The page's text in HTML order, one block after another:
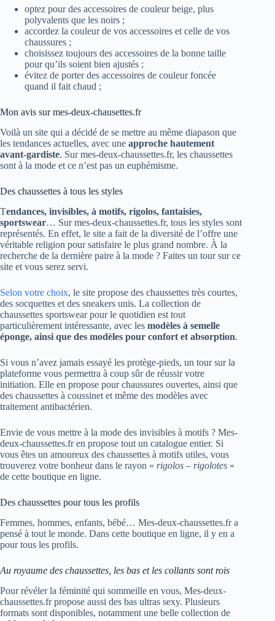
optez pour des accessoires de couleur beige, plus
polyvalents que les noirs ;
accordez la couleur de vos accessoires et celle de vos
chaussures ;
choisissez toujours des accessoires de la bonne taille
pour qu’ils soient bien ajustés ;
évitez de porter des accessoires de couleur foncée
quand il fait chaud ;
Mon avis sur mes-deux-chausettes.fr
Voilà un site qui a décidé de se mettre au même diapason que
les tendances actuelles, avec une approche hautement
avant-gardiste. Sur mes-deux-chaussettes.fr, les chaussettes
sont à la mode et ce n’est pas un euphémisme.
Des chaussettes à tous les styles
Tendances, invisibles, à motifs, rigolos, fantaisies,
sportswear… Sur mes-deux-chaussettes.fr, tous les styles sont
représentés. En effet, le site a fait de la diversité de l’offre une
véritable religion pour satisfaire le plus grand nombre. À la
recherche de la dernière paire à la mode ? Faites un tour sur ce
site et vous serez servi.
Selon votre choix, le site propose des chaussettes très courtes,
des socquettes et des sneakers unis. La collection de
chaussettes sportswear pour le quotidien est tout
particulièrement intéressante, avec les modèles à semelle
éponge, ainsi que des modèles pour confort et absorption.
Si vous n’avez jamais essayé les protège-pieds, un tour sur la
plateforme vous permettra à coup sûr de réussir votre
initiation. Elle en propose pour chaussures ouvertes, ainsi que
des chaussettes à coussinet et même des modèles avec
traitement antibactérien.
Envie de vous mettre à la mode des invisibles à motifs ? Mes-
deux-chaussettes.fr en propose tout un catalogue entier. Si
vous êtes un amoureux des chaussettes à motifs utiles, vous
trouverez votre bonheur dans le rayon « rigolos – rigolotes »
de cette boutique en ligne.
Des chaussettes pour tous les profils
Femmes, hommes, enfants, bébé… Mes-deux-chaussettes.fr a
pensé à tout le monde. Dans cette boutique en ligne, il y en a
pour tous les profils.
Au royaume des chaussettes, les bas et les collants sont rois
Pour révéler la féminité qui sommeille en vous, Mes-deux-
chaussettes.fr propose aussi des bas ultras sexy. Plusieurs
formats sont disponibles, notamment une belle collection de